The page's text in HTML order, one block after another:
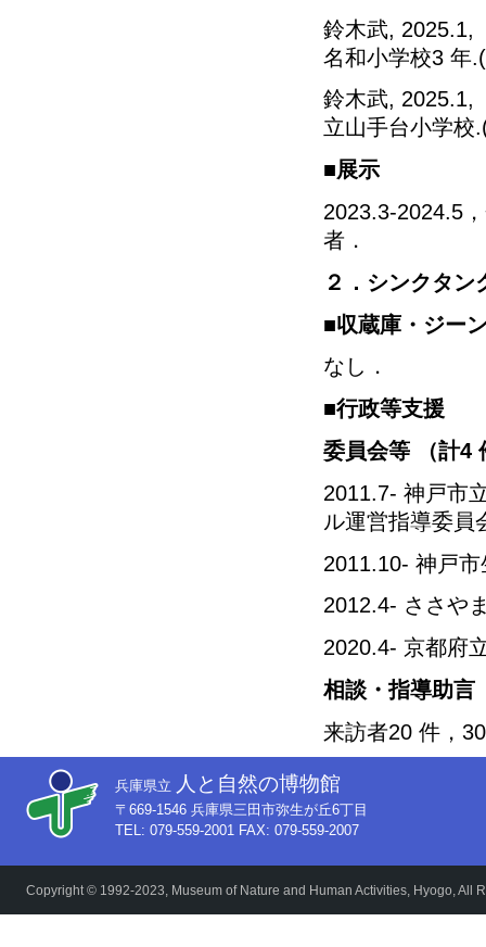
鈴木武, 2025.1,
名和小学校3 年
鈴木武, 2025.1,
立山手台小学校
■展示
2023.3-2024.5
者．
２．シンクタン
■収蔵庫・ジー
なし．
■行政等支援
委員会等 （計4
2011.7- 神戸市
ル運営指導委員
2011.10- 神戸
2012.4- ささや
2020.4- 京都府
相談・指導助言
来訪者20 件，
兵庫県立 人と自然の博物館
〒669-1546 兵庫県三田市弥生が丘6丁目
TEL: 079-559-2001 FAX: 079-559-2007
Copyright © 1992-2023, Museum of Nature and Human Activities, Hyogo, All